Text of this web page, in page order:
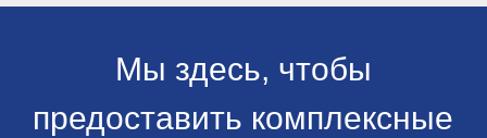
Мы здесь, чтобы
предоставить комплексные